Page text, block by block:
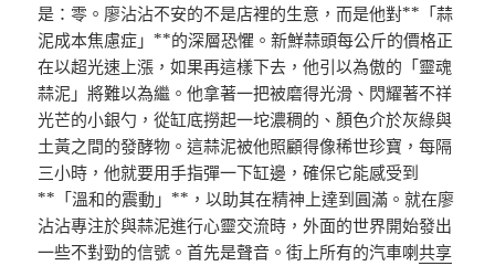
是：零。廖沾沾不安的不是店裡的生意，而是他對**「蒜
泥成本焦慮症」**的深層恐懼。新鮮蒜頭每公斤的價格正
在以超光速上漲，如果再這樣下去，他引以為傲的「靈魂
蒜泥」將難以為繼。他拿著一把被磨得光滑、閃耀著不祥
光芒的小銀勺，從缸底撈起一坨濃稠的、顏色介於灰綠與
土黃之間的發酵物。這蒜泥被他照顧得像稀世珍寶，每隔
三小時，他就要用手指彈一下缸邊，確保它能感受到
**「溫和的震動」**，以助其在精神上達到圓滿。就在廖
沾沾專注於與蒜泥進行心靈交流時，外面的世界開始發出
一些不對勁的信號。首先是聲音。街上所有的汽車喇共享